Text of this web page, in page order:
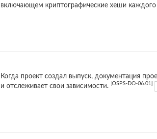
включающем криптографические хеши каждого
Когда проект создал выпуск, документация
и отслеживает свои зависимости.
[OSPS-DO-06.01]